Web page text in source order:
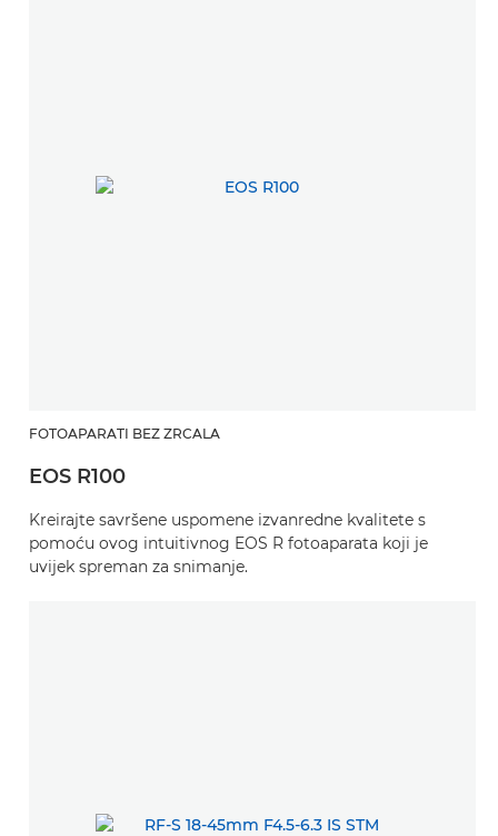
FOTOAPARATI BEZ ZRCALA
EOS R100
Kreirajte savršene uspomene izvanredne kvalitete s
pomoću ovog intuitivnog EOS R fotoaparata koji je
uvijek spreman za snimanje.